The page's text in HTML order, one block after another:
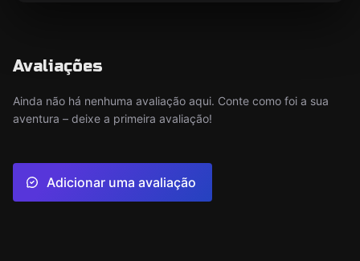
Avaliações
Ainda não há nenhuma avaliação aqui. Conte como foi a sua
aventura – deixe a primeira avaliação!
Adicionar uma avaliação